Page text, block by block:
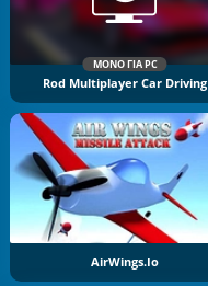
ΜΌΝΟ ΓΙΑ PC
Rod Multiplayer Car Driving
AirWings.io